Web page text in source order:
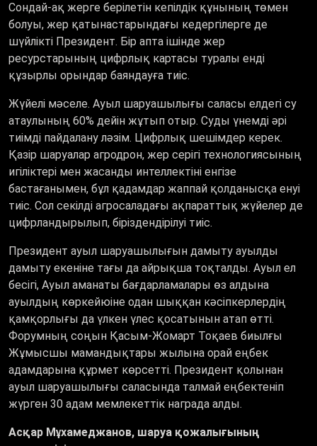
Сондай-ақ жерге берілетін кепілдік құнының төмен
болуы, жер қатынастарындағы кедергілерге де
шүйлікті Президент. Бір апта ішінде жер
ресурстарының цифрлық картасы туралы енді
құзырлы орындар баяндауға тиіс.
Жүйелі мәселе. Ауыл шаруашылығы саласы елдегі су
атаулының 60% дейін жұтып отыр. Суды үнемді әрі
тиімді пайдалану ләзім. Цифрлық шешімдер керек.
Қазір шаруалар агродрон, жер серігі технологиясының
игіліктері мен жасанды интеллектіні енгізе
бастағанымен, бұл қадамдар жаппай қолданысқа енуі
тиіс. Сол секілді агросаладағы ақпараттық жүйелер де
цифрландырылып, біріздендірілуі тиіс.
Президент ауыл шаруашылығын дамыту ауылды
дамыту екеніне тағы да айрықша тоқталды. Ауыл ел
бесігі, Ауыл аманаты бағдарламалары өз алдына
ауылдың көркейюіне одан шыққан кәсіпкерлердің
қамқорлығы да үлкен үлес қосатынын атап өтті.
Форумның соңын Қасым-Жомарт Тоқаев биылғы
Жұмысшы мамандықтары жылына орай еңбек
адамдарына құрмет көрсетті. Президент қолынан
ауыл шаруашылығы саласында талмай еңбектеніп
жүрген 30 адам мемлекеттік награда алды.
Асқар Мұхамеджанов, шаруа қожалығының